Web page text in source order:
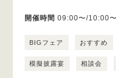
開催時間 09:00〜/10:00
BIGフェア おすすめ
模擬披露宴 相談会